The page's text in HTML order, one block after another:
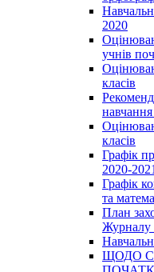
2020
учнів
класів
класів
Графік
2020-
Графік
та
План
Журналу
ЩОДО